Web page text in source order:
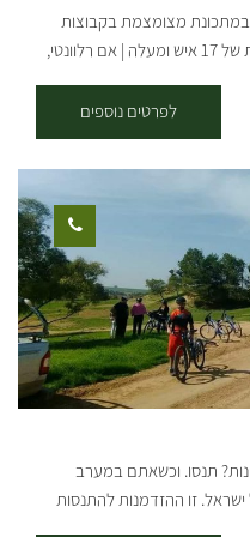
במתכונת מצומצמת בקבוצות
גדלות בלבד עד להודעה חדשה | קבוצות של 17 איש ומעלה | אם רלוונטי,
סדנת עץ חוויתית תוך לימוד
נשייף נבריג ונצבע מוצר
מיוחדות, ארגזי עץ
אביזרים שונים לבית, לחדרי
מיד בתום הסדנה. מתאים
לפרטים נוספים
תנסו. וכשאתם במערב
זו ההזדמנות להתנסות